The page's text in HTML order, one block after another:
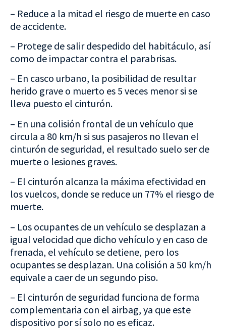
– Reduce a la mitad el riesgo de muerte en caso
de accidente.
– Protege de salir despedido del habitáculo, así
como de impactar contra el parabrisas.
– En casco urbano, la posibilidad de resultar
herido grave o muerto es 5 veces menor si se
lleva puesto el cinturón.
– En una colisión frontal de un vehículo que
circula a 80 km/h si sus pasajeros no llevan el
cinturón de seguridad, el resultado suelo ser de
muerte o lesiones graves.
– El cinturón alcanza la máxima efectividad en
los vuelcos, donde se reduce un 77% el riesgo de
muerte.
– Los ocupantes de un vehículo se desplazan a
igual velocidad que dicho vehículo y en caso de
frenada, el vehículo se detiene, pero los
ocupantes se desplazan. Una colisión a 50 km/h
equivale a caer de un segundo piso.
– El cinturón de seguridad funciona de forma
complementaria con el airbag, ya que este
dispositivo por sí solo no es eficaz.